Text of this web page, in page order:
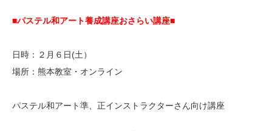
■パステル和アート養成講座おさらい講座■
日時：２月６日(土）
場所：熊本教室・オンライン
パステル和アート準、正インストラクターさん向け講座